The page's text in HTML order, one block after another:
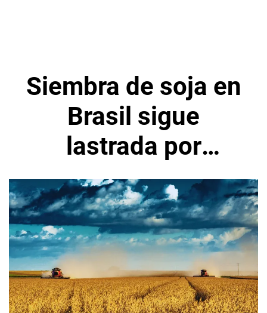
Siembra de soja en
Brasil sigue
lastrada por
irregularidad de las
lluvias